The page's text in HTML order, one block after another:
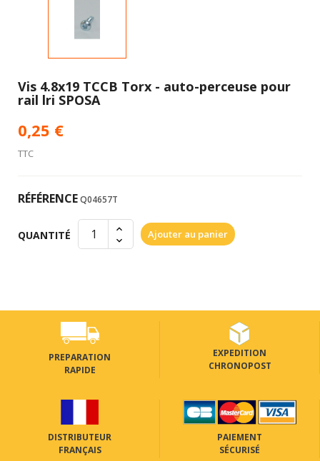
Vis 4.8x19 TCCB Torx - auto-perceuse pour
rail lri SPOSA
0,25 €
TTC
RÉFÉRENCEQ04657T
QUANTITÉ Ajouter au panier
PREPARATION
RAPIDE
EXPEDITION
CHRONOPOST
DISTRIBUTEUR
FRANÇAIS
PAIEMENT
SÉCURISÉ